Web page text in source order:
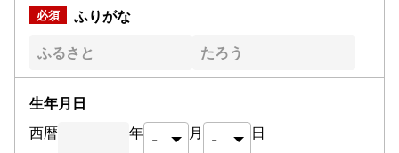
ふりがな
生年月日
西暦
年 月 日